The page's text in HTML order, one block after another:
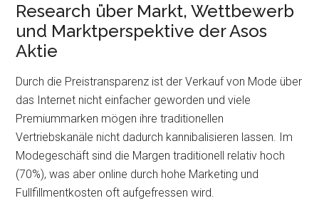
Research über Markt, Wettbewerb
und Marktperspektive der Asos
Aktie
Durch die Preistransparenz ist der Verkauf von Mode über
das Internet nicht einfacher geworden und viele
Premiummarken mögen ihre traditionellen
Vertriebskanäle nicht dadurch kannibalisieren lassen. Im
Modegeschäft sind die Margen traditionell relativ hoch
(70%), was aber online durch hohe Marketing und
Fullfillmentkosten oft aufgefressen wird.